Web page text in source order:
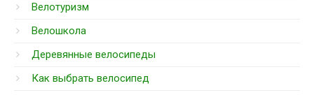
Велотуризм
Велошкола
Деревянные велосипеды
Как выбрать велосипед